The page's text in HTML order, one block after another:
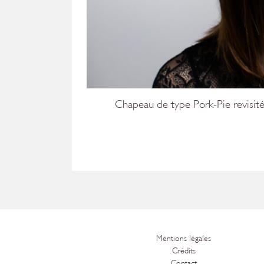
Chapeau de type Pork-Pie
Mentions légales
Crédits